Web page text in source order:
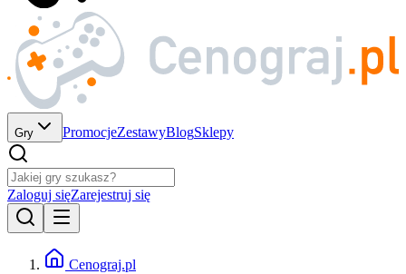
Gry PromocjeZestawyBlogSklepy
Zaloguj sięZarejestruj się
Cenograj.pl